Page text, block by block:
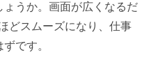
ょうか。画面が広くなるだ
どスムーズになり、仕事
です。